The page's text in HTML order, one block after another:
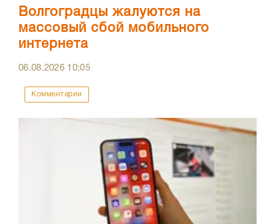
Волгоградцы жалуются на
массовый сбой мобильного
интернета
06.08.2026 10:05
Комментарии